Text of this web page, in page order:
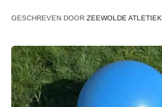
GESCHREVEN DOOR ZEEWOLDE ATLETIEK